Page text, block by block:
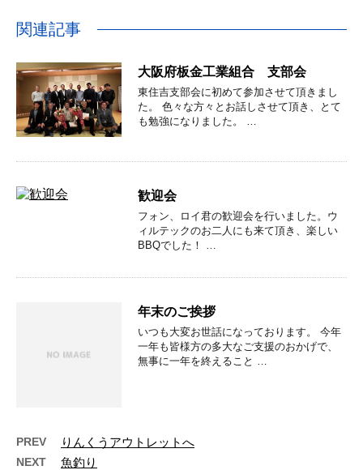
関連記事
大阪府板金工業組合 支部会
東住吉支部会に初めて参加させて頂きまし
た。 色々な方々とお話しさせて頂き、とて
も勉強になりました。 …
歓迎会
フォン、ロイ君の歓迎会を行いました。ウ
ィルテックのお二人にも来て頂き、楽しい
BBQでした！ …
年末のご挨拶
いつも大変お世話になっております。 今年
一年も皆様方の多大なご支援のおかげで、
無事に一年を終えること …
PREV りんくうアウトレットへ
NEXT 魚釣り